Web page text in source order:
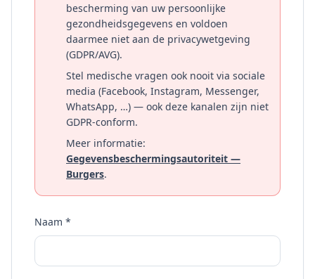
bescherming van uw persoonlijke
gezondheidsgegevens en voldoen
daarmee niet aan de privacywetgeving
(GDPR/AVG).
Stel medische vragen ook nooit via sociale
media (Facebook, Instagram, Messenger,
WhatsApp, …) — ook deze kanalen zijn niet
GDPR-conform.
Meer informatie:
Gegevensbeschermingsautoriteit —
Burgers.
Naam *